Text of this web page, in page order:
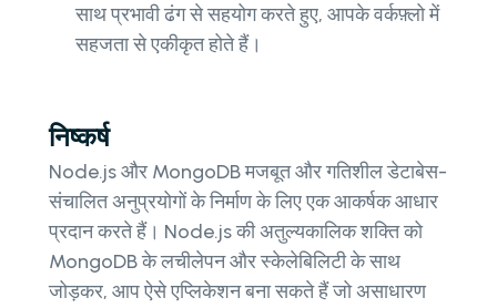
साथ प्रभावी ढंग से सहयोग करते हुए, आपके वर्कफ़्लो में
सहजता से एकीकृत होते हैं।
निष्कर्ष
Node.js और MongoDB मजबूत और गतिशील डेटाबेस-
संचालित अनुप्रयोगों के निर्माण के लिए एक आकर्षक आधार
प्रदान करते हैं। Node.js की अतुल्यकालिक शक्ति को
MongoDB के लचीलेपन और स्केलेबिलिटी के साथ
जोड़कर, आप ऐसे एप्लिकेशन बना सकते हैं जो असाधारण